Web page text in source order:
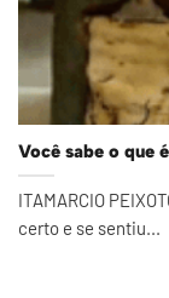
Você sabe o que
ITAMARCIO
certo e se sentiu...